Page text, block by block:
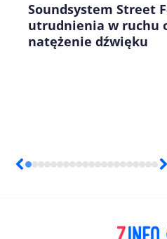
Soundsystem Street
utrudnienia w ruchu
natężenie dźwięku